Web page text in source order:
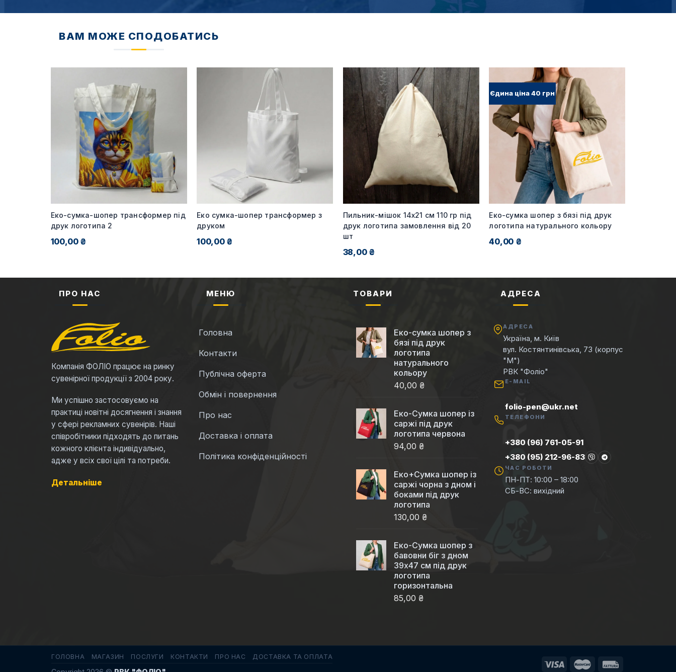
ВАМ МОЖЕ СПОДОБАТИСЬ
Еко-сумка-шопер трансформер під
друк логотипа 2
100,00 ₴
Еко сумка-шопер трансформер з
друком
100,00 ₴
Пильник-мішок 14х21 см 110 гр під
друк логотипа замовлення від 20
шт
38,00 ₴
Єдина ціна 40 грн
Еко-сумка шопер з бязі під друк
логотипа натурального кольору
40,00 ₴
ПРО НАС
Компанія ФОЛІО працює на ринку
сувенірної продукції з 2004 року.
Ми успішно застосовуємо на
практиці новітні досягнення і знання
у сфері рекламних сувенірів. Наші
співробітники підходять до питань
кожного клієнта індивідуально,
адже у всіх свої цілі та потреби.
Детальніше
МЕНЮ
Головна
Контакти
Публічна оферта
Обмін і повернення
Про нас
Доставка і оплата
Політика конфіденційності
ТОВАРИ
Еко-сумка шопер з
бязі під друк
логотипа
натурального
кольору
40,00 ₴
Еко-Cумка шопер із
саржі під друк
логотипа червона
94,00 ₴
Еко+Сумка шопер із
саржі чорна з дном і
боками під друк
логотипа
130,00 ₴
Еко-Сумка шопер з
бавовни біг з дном
39x47 см під друк
логотипа
горизонтальна
85,00 ₴
АДРЕСА
АДРЕСА
Україна, м. Київ
вул. Костянтинівська, 73 (корпус
"М")
РВК "Фоліо"
E-MAIL
folio-pen@ukr.net
ТЕЛЕФОНИ
+380 (96) 761-05-91
+380 (95) 212-96-83
ЧАС РОБОТИ
ПН-ПТ: 10:00 – 18:00
СБ-ВС: вихідний
ГОЛОВНА МАГАЗИН ПОСЛУГИ КОНТАКТИ ПРО НАС ДОСТАВКА ТА ОПЛАТА